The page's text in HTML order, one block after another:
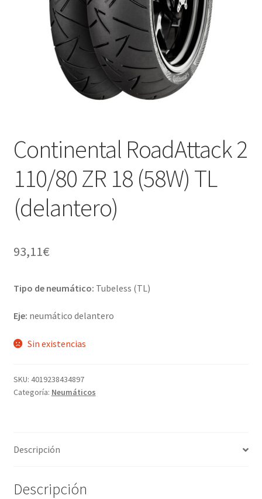
Continental RoadAttack 2
110/80 ZR 18 (58W) TL
(delantero)
93,11€
Tipo de neumático: Tubeless (TL)
Eje: neumático delantero
Sin existencias
SKU: 4019238434897
Categoría: Neumáticos
Descripción
Descripción